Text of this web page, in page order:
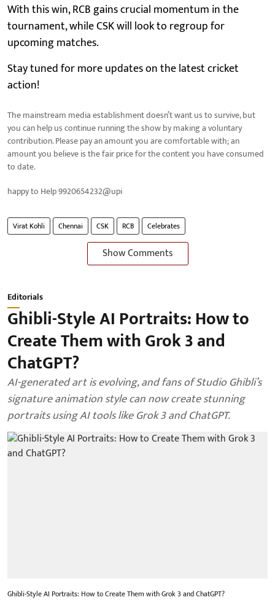
With this win, RCB gains crucial momentum in the
tournament, while CSK will look to regroup for
upcoming matches.
Stay tuned for more updates on the latest cricket
action!
The mainstream media establishment doesn’t want us to survive, but
you can help us continue running the show by making a voluntary
contribution. Please pay an amount you are comfortable with; an
amount you believe is the fair price for the content you have consumed
to date.
happy to Help 9920654232@upi
Virat Kohli Chennai CSK RCB Celebrates
Show Comments
Editorials
Ghibli-Style AI Portraits: How to
Create Them with Grok 3 and
ChatGPT?
AI-generated art is evolving, and fans of Studio Ghibli’s
signature animation style can now create stunning
portraits using AI tools like Grok 3 and ChatGPT.
Ghibli-Style AI Portraits: How to Create Them with Grok 3 and ChatGPT?